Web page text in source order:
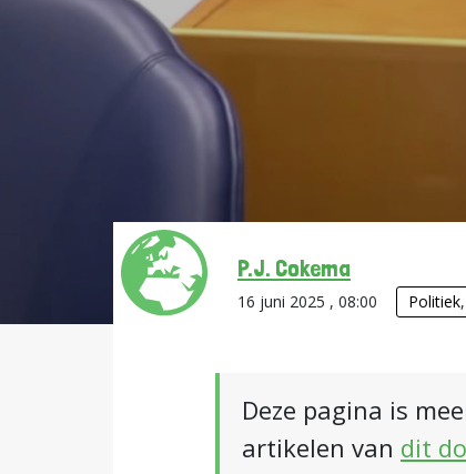
P.J. Cokema
16 juni 2025 , 08:00 Politiek,
Deze pagina is
artikelen van dit